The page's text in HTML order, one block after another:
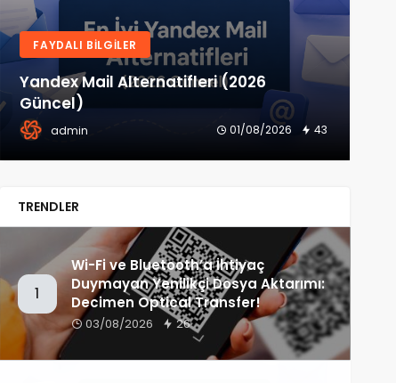
FAYDALI BILGILER
Yandex Mail Alternatifleri (2026
Güncel)
admin 01/08/2026 43
TRENDLER
1
Wi-Fi ve Bluetooth’a İhtiyaç
Duymayan Yenilikçi Dosya Aktarımı:
Decimen Optical Transfer!
03/08/2026 26